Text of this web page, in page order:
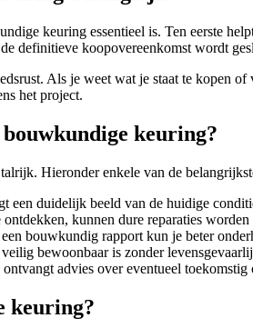
keuring essentieel is. Ten eerste
definitieve koopovereenkomst wordt
Als je weet wat je staat te kopen
het project.
keuring?
Hieronder enkele van de
een duidelijk beeld van de huidige
kunnen dure reparaties
bouwkundig rapport kun je beter
bewoonbaar is zonder
ontvangt advies over eventueel toekomstig
keuring?